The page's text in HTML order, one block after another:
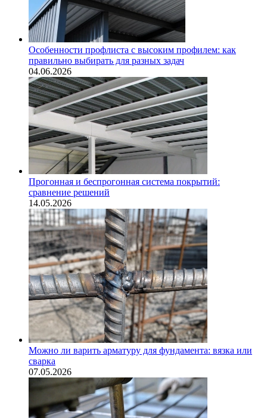
Особенности профлиста с высоким профилем: как
правильно выбирать для разных задач
04.06.2026
Прогонная и беспрогонная система покрытий:
сравнение решений
14.05.2026
Можно ли варить арматуру для фундамента: вязка или
сварка
07.05.2026